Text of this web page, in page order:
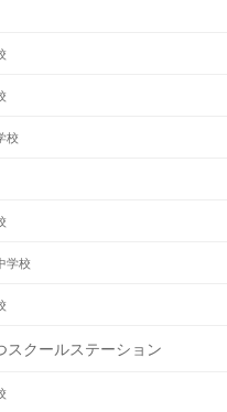
校
学校
クールステーション